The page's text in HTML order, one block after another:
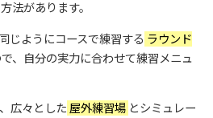
法があります。
じようにコースで練習する ラウンド
、自分の実力に合わせて練習メニュ
広々とした 屋外練習場 とシミュレー